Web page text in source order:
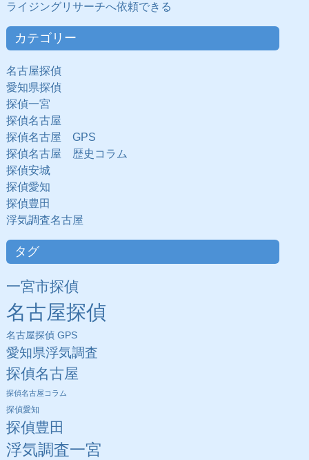
ライジングリサーチへ依頼できる
カテゴリー
名古屋探偵
愛知県探偵
探偵一宮
探偵名古屋
探偵名古屋 GPS
探偵名古屋 歴史コラム
探偵安城
探偵愛知
探偵豊田
浮気調査名古屋
タグ
一宮市探偵
名古屋探偵
名古屋探偵 GPS
愛知県浮気調査
探偵名古屋
探偵名古屋コラム
探偵愛知
探偵豊田
浮気調査一宮